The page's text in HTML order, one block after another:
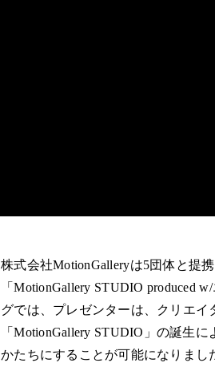
株式会社MotionGalleryは5団体と提
「MotionGallery STUDIO produced
グでは、プレゼンターは、クリエイ
「MotionGallery STUDIO」の誕生
かたちにすることが可能になりまし